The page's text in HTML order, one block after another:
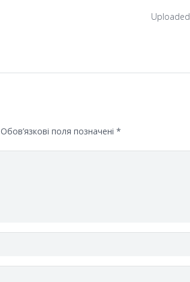
Uploaded
Обов’язкові поля позначені *